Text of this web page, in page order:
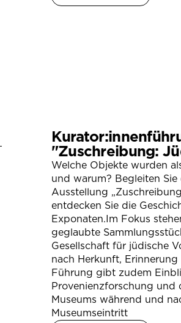
"Zuschreibung:
Welche Objekte wurden
und warum? Begleiten
Ausstellung
entdecken Sie die
Exponaten.Im Fokus
geglaubte
Gesellschaft für jüdische
nach Herkunft,
Führung gibt zudem
Provenienzforschung und
Museums während und
Museumseintritt